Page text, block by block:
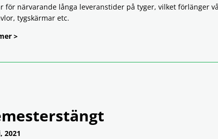
för närvarande långa leveranstider på tyger, vilket förlänger
tygskärmar etc.
>
2021